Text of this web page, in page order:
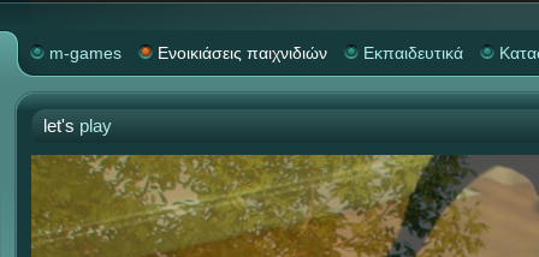
m-games Ενοικιάσεις παιχνιδιών Εκπαιδευτικά
let's play